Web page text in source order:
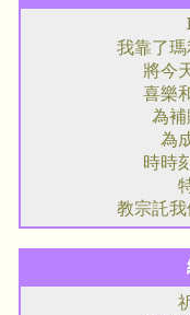
我靠了瑪
將今
喜樂
為補
為
時時
教宗託我